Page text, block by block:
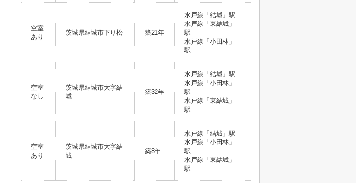
空室
あり
茨城県結城市下り松 築21年
水戸線「結城」駅
水戸線「東結城」
駅
水戸線「小田林」
駅
空室
なし
茨城県結城市大字結
城
築32年
水戸線「結城」駅
水戸線「小田林」
駅
水戸線「東結城」
駅
空室
あり
茨城県結城市大字結
城
築8年
水戸線「結城」駅
水戸線「小田林」
駅
水戸線「東結城」
駅